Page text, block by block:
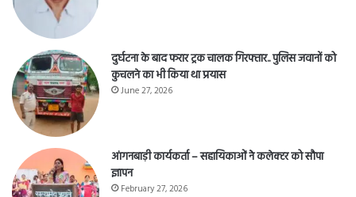
दुर्घटना के बाद फरार ट्रक चालक गिरफ्तार.. पुलिस जवानों को
कुचलने का भी किया था प्रयास
June 27, 2026
आंगनबाड़ी कार्यकर्ता – सहायिकाओं नेे कलेक्टर को सौपा
ज्ञापन
February 27, 2026